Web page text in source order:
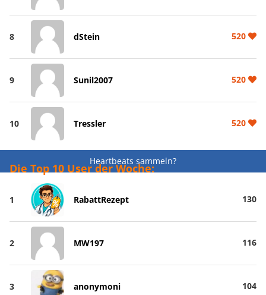
8 dStein 520
9 Sunil2007 520
10 Tressler 520
Heartbeats sammeln?
Die Top 10 User der Woche:
1 RabattRezept 130
2 MW197 116
3 anonymoni 104